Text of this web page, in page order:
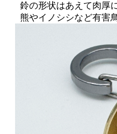
鈴の形状はあえて肉厚
熊やイノシシなど有害